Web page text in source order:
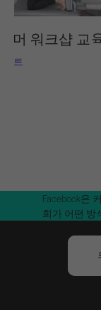
머 워크샵 교
어트
Facebook은
희가 어떤 방